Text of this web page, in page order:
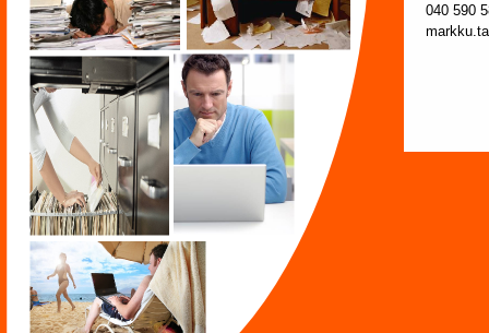
040 590